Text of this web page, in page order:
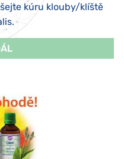
kúru klouby/klíště